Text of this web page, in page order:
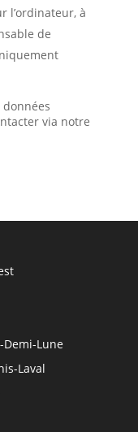
l’ordinateur, à
de
via notre
Lune
Laval